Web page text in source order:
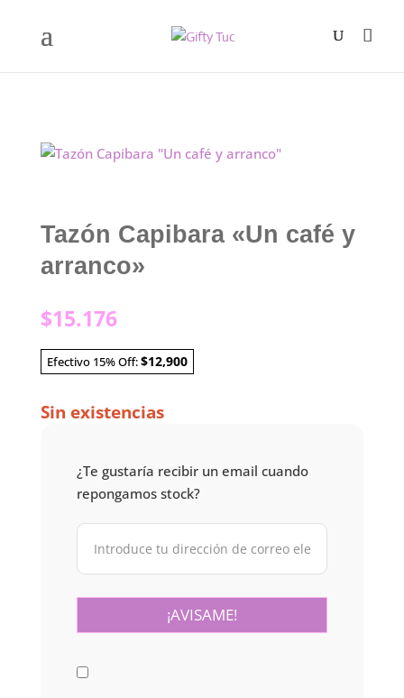
Tazón Capibara «Un café y
arranco»
$15.176
Efectivo 15% Off:$12,900
Sin existencias
¿Te gustaría recibir un email cuando
repongamos stock?